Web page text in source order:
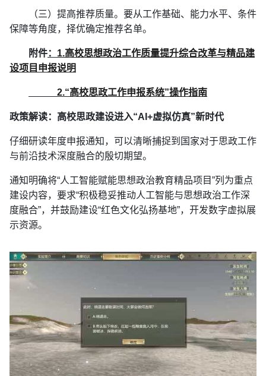
（三）提高推荐质量。要从工作基础、能力水平、条件
保障等角度，择优确定推荐名单。
附件： 1.高校思想政治工作质量提升综合改革与精品建
设项目申报说明
2.“高校思政工作申报系统”操作指南
政策解读：高校思政建设进入“AI+虚拟仿真”新时代
仔细研读年度申报通知，可以清晰捕捉到国家对于思政工作
与前沿技术深度融合的殷切期望。
通知明确将“人工智能赋能思想政治教育精品项目”列为重点
建设内容，要求“积极稳妥推动人工智能与思想政治工作深
度融合”，并鼓励建设“红色文化弘扬基地”，开发数字虚拟展
示资源。